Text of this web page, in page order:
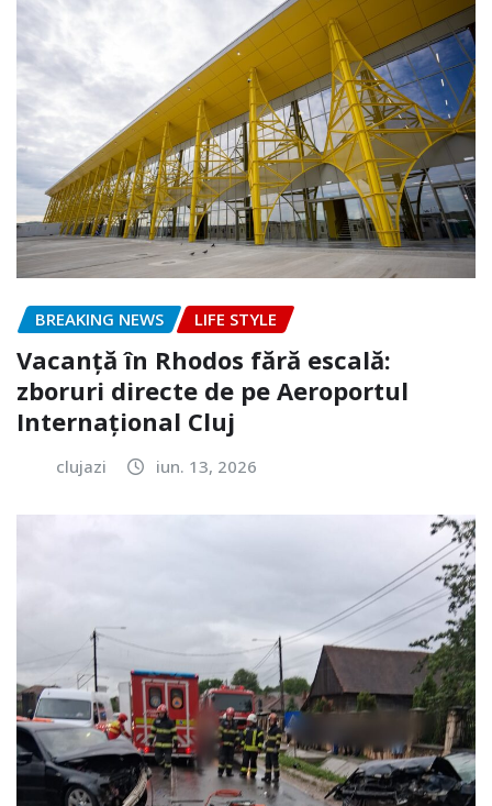
BREAKING NEWS LIFE STYLE
Vacanță în Rhodos fără escală:
zboruri directe de pe Aeroportul
Internațional Cluj
clujazi iun. 13, 2026